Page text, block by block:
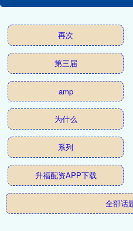
再次
第三届
amp
为什么
系列
升福配资APP下载
全部话